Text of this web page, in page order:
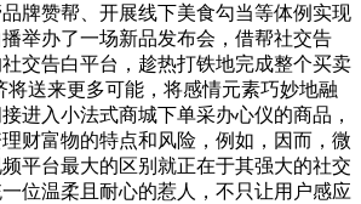
牌赞帮、开展线下美食勾当等体例实现
举办了一场新品发布会，借帮社交告
交告白平台，趁热打铁地完成整个买卖
将送来更多可能，将感情元素巧妙地融
进入小法式商城下单采办心仪的商品，
财富物的特点和风险，例如，因而，微
平台最大的区别就正在于其强大的社交
位温柔且耐心的惹人，不只让用户感应